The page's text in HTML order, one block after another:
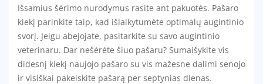
Išsamius šėrimo nurodymus rasite ant pakuotės. Pašaro
kiekį parinkite taip, kad išlaikytumėte optimalų augintinio
svorį. Jeigu abejojate, pasitarkite su savo augintinio
veterinaru. Dar nešėrėte šiuo pašaru? Sumaišykite vis
didesnį kiekį naujojo pašaro su vis mažesne dalimi senojo
ir visiškai pakeiskite pašarą per septynias dienas.